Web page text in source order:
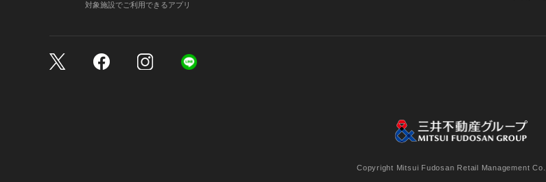
対象施設でご利用できるアプリ
個人情報保護方針 個人情報の取り扱いについて
Copyright Mitsui Fudosan Retail Management